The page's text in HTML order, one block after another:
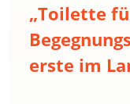
„Toilette
erste im